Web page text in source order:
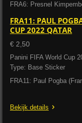
FRA6: Presnel
FRA11: PAUL
CUP 2022 QATAR
€ 2,50
Panini FIFA World Cup
Type: Base Sticker
FRA11: Paul Pogba
Bekijk details